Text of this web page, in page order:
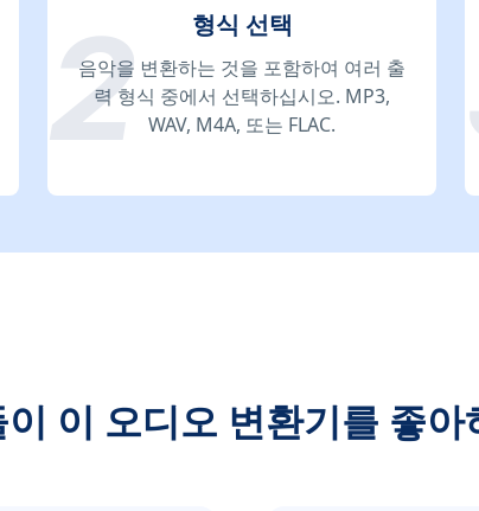
형식 선택
음악을 변환하는 것을 포함하여 여러 출
력 형식 중에서 선택하십시오. MP3,
WAV, M4A, 또는 FLAC.
이 오디오 변환기를 좋아